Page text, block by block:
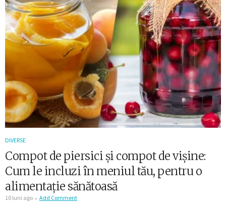
DIVERSE
Compot de piersici și compot de vișine:
Cum le incluzi în meniul tău, pentru o
alimentație sănătoasă
10 luni ago Add Comment